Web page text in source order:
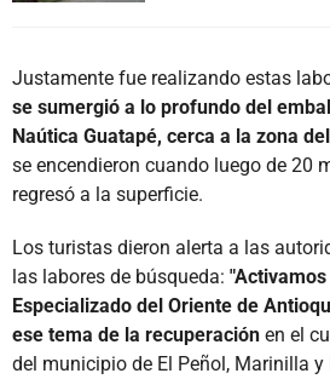
Justamente fue realizando estas
se sumergió a lo profundo del
Naútica Guatapé, cerca a la zona
se encendieron cuando luego de 20
regresó a la superficie.
Los turistas dieron alerta a las
las labores de búsqueda:
Especializado del Oriente de
ese tema de la recuperación en el
del municipio de El Peñol, Marinilla y